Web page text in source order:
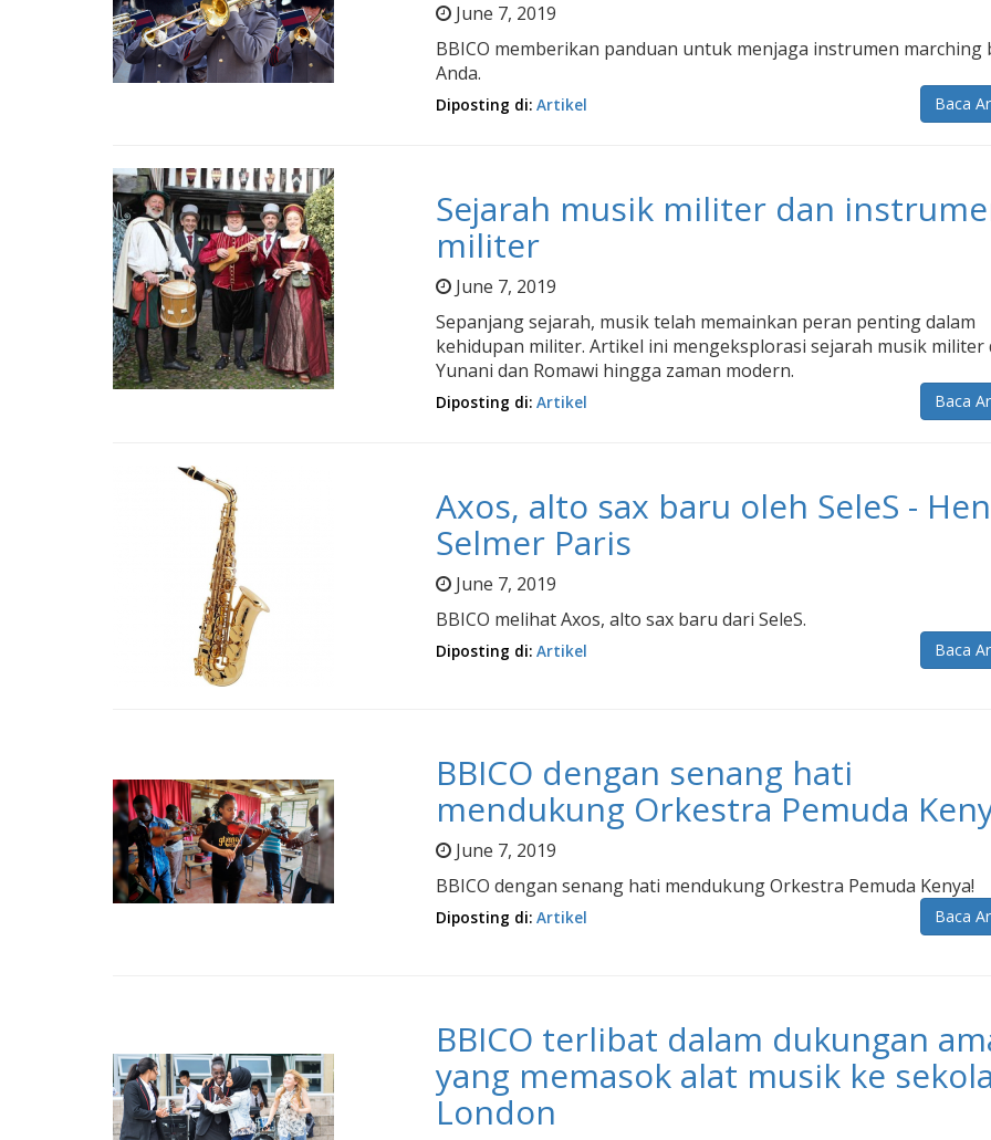
June 7, 2019
BBICO memberikan panduan untuk menjaga instrumen marching
Anda.
Baca
Diposting di:Artikel
Sejarah musik militer dan
militer
June 7, 2019
Sepanjang sejarah, musik telah memainkan peran penting dalam
kehidupan militer. Artikel ini mengeksplorasi sejarah musik militer
Yunani dan Romawi hingga zaman modern.
Baca
Diposting di:Artikel
Axos, alto sax baru oleh SeleS -
Selmer Paris
June 7, 2019
BBICO melihat Axos, alto sax baru dari SeleS.
Baca
Diposting di:Artikel
BBICO dengan senang hati
mendukung Orkestra Pemuda
June 7, 2019
BBICO dengan senang hati mendukung Orkestra Pemuda Kenya!
Baca
Diposting di:Artikel
BBICO terlibat dalam dukungan
yang memasok alat musik ke
London